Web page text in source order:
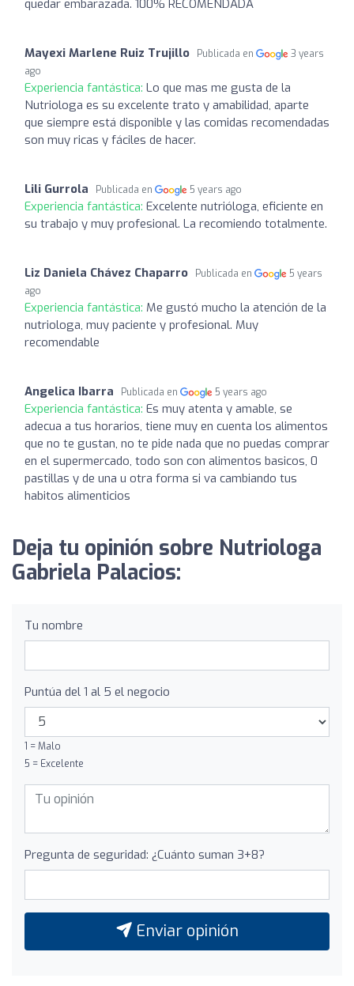
quedar embarazada. 100% RECOMENDADA
Mayexi Marlene Ruiz Trujillo Publicada en
3 years
ago
Experiencia fantástica: Lo que mas me gusta de la
Nutriologa es su excelente trato y amabilidad, aparte
que siempre está disponible y las comidas recomendadas
son muy ricas y fáciles de hacer.
Lili Gurrola Publicada en 5 years ago
Experiencia fantástica: Excelente nutrióloga, eficiente en
su trabajo y muy profesional. La recomiendo totalmente.
Liz Daniela Chávez Chaparro Publicada en
5 years
ago
Experiencia fantástica: Me gustó mucho la atención de la
nutriologa, muy paciente y profesional. Muy
recomendable
Angelica Ibarra Publicada en 5 years ago
Experiencia fantástica: Es muy atenta y amable, se
adecua a tus horarios, tiene muy en cuenta los alimentos
que no te gustan, no te pide nada que no puedas comprar
en el supermercado, todo son con alimentos basicos, 0
pastillas y de una u otra forma si va cambiando tus
habitos alimenticios
Deja tu opinión sobre Nutriologa
Gabriela Palacios:
Tu nombre
Puntúa del 1 al 5 el negocio
1 = Malo
5 = Excelente
Pregunta de seguridad: ¿Cuánto suman 3+8?
Enviar opinión